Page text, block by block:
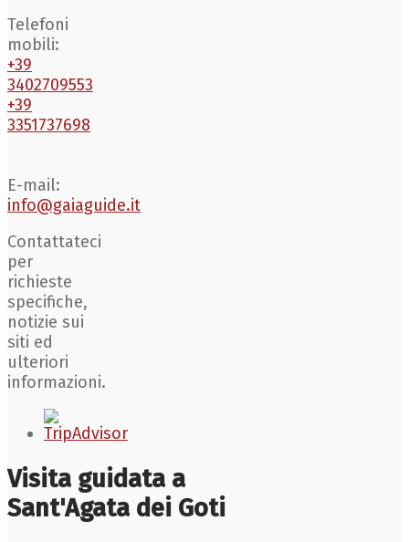
Telefoni
mobili:
+39
3402709553
+39
3351737698
E-mail:
info@gaiaguide.it
Contattateci
per
richieste
specifiche,
notizie sui
siti ed
ulteriori
informazioni.
Visita guidata a
Sant'Agata dei Goti